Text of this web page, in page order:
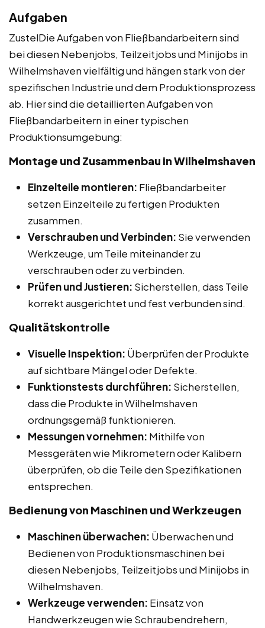
Aufgaben
ZustelDie Aufgaben von Fließbandarbeitern sind
bei diesen Nebenjobs, Teilzeitjobs und Minijobs in
Wilhelmshaven vielfältig und hängen stark von der
spezifischen Industrie und dem Produktionsprozess
ab. Hier sind die detaillierten Aufgaben von
Fließbandarbeitern in einer typischen
Produktionsumgebung:
Montage und Zusammenbau in Wilhelmshaven
Einzelteile montieren: Fließbandarbeiter
setzen Einzelteile zu fertigen Produkten
zusammen.
Verschrauben und Verbinden: Sie verwenden
Werkzeuge, um Teile miteinander zu
verschrauben oder zu verbinden.
Prüfen und Justieren: Sicherstellen, dass Teile
korrekt ausgerichtet und fest verbunden sind.
Qualitätskontrolle
Visuelle Inspektion: Überprüfen der Produkte
auf sichtbare Mängel oder Defekte.
Funktionstests durchführen: Sicherstellen,
dass die Produkte in Wilhelmshaven
ordnungsgemäß funktionieren.
Messungen vornehmen: Mithilfe von
Messgeräten wie Mikrometern oder Kalibern
überprüfen, ob die Teile den Spezifikationen
entsprechen.
Bedienung von Maschinen und Werkzeugen
Maschinen überwachen: Überwachen und
Bedienen von Produktionsmaschinen bei
diesen Nebenjobs, Teilzeitjobs und Minijobs in
Wilhelmshaven.
Werkzeuge verwenden: Einsatz von
Handwerkzeugen wie Schraubendrehern,